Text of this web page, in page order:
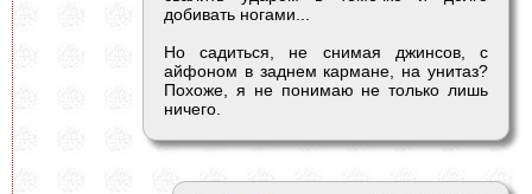
добивать ногами...
Но садиться, не снимая джинсов, с
айфоном в заднем кармане, на унитаз?
Похоже, я не понимаю не только лишь
ничего.